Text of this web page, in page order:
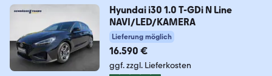
Hyundai i30 1.0 T-GDi N Line
NAVI/LED/KAMERA
Lieferung möglich
16.590 €
ggf. zzgl. Lieferkosten